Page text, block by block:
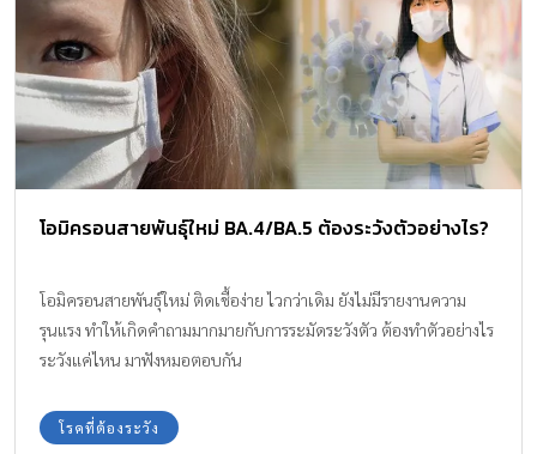
โอมิครอนสายพันธุ์ใหม่ BA.4/BA.5 ต้องระวังตัวอย่างไร?
โอมิครอนสายพันธุ์ใหม่ ติดเชื้อง่าย ไวกว่าเดิม ยังไม่มีรายงานความ
รุนแรง ทำให้เกิดคำถามมากมายกับการระมัดระวังตัว ต้องทำตัวอย่างไร
ระวังแค่ไหน มาฟังหมอตอบกัน
โรคที่ต้องระวัง